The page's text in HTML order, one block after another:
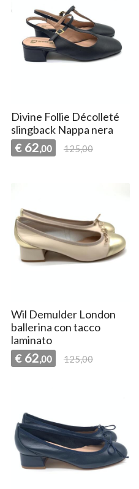
Divine Follie Décolleté
slingback Nappa nera
€ 62,00 125,00
Wil Demulder London
ballerina con tacco
laminato
€ 62,00 125,00